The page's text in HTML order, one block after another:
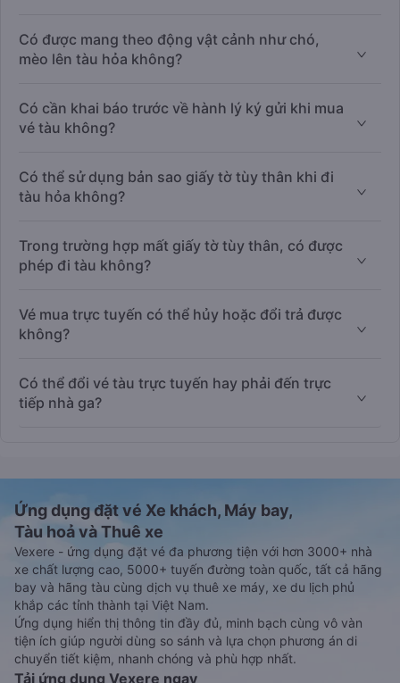
Có được mang theo động vật cảnh như chó,
mèo lên tàu hỏa không?
Có cần khai báo trước về hành lý ký gửi khi mua
vé tàu không?
Có thể sử dụng bản sao giấy tờ tùy thân khi đi
tàu hỏa không?
Trong trường hợp mất giấy tờ tùy thân, có được
phép đi tàu không?
Vé mua trực tuyến có thể hủy hoặc đổi trả được
không?
Có thể đổi vé tàu trực tuyến hay phải đến trực
tiếp nhà ga?
Ứng dụng đặt vé Xe khách, Máy bay,
Tàu hoả và Thuê xe
Vexere - ứng dụng đặt vé đa phương tiện với hơn 3000+ nhà
xe chất lượng cao, 5000+ tuyến đường toàn quốc, tất cả hãng
bay và hãng tàu cùng dịch vụ thuê xe máy, xe du lịch phủ
khắp các tỉnh thành tại Việt Nam.
Ứng dụng hiển thị thông tin đầy đủ, minh bạch cùng vô vàn
tiện ích giúp người dùng so sánh và lựa chọn phương án di
chuyển tiết kiệm, nhanh chóng và phù hợp nhất.
Tải ứng dụng Vexere ngay